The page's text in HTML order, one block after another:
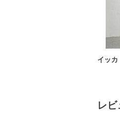
イッカ
レビ